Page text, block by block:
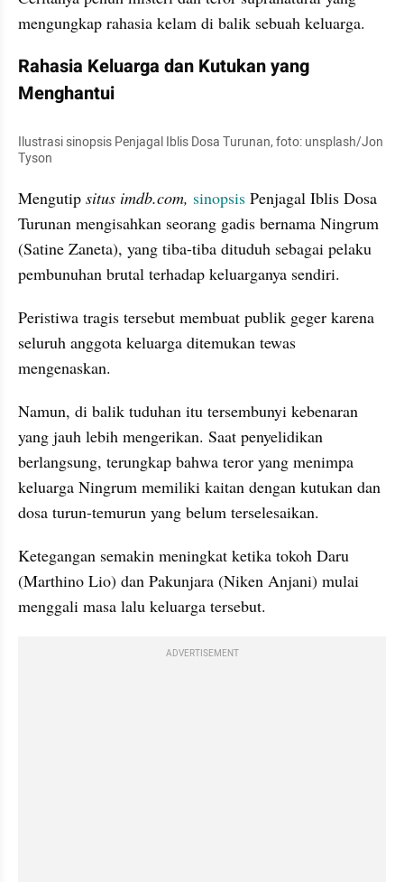
mengungkap rahasia kelam di balik sebuah keluarga.
Rahasia Keluarga dan Kutukan yang
Menghantui
Ilustrasi sinopsis Penjagal Iblis Dosa Turunan, foto: unsplash/Jon
Tyson
Mengutip situs imdb.com, sinopsis Penjagal Iblis Dosa
Turunan mengisahkan seorang gadis bernama Ningrum
(Satine Zaneta), yang tiba-tiba dituduh sebagai pelaku
pembunuhan brutal terhadap keluarganya sendiri.
Peristiwa tragis tersebut membuat publik geger karena
seluruh anggota keluarga ditemukan tewas
mengenaskan.
Namun, di balik tuduhan itu tersembunyi kebenaran
yang jauh lebih mengerikan. Saat penyelidikan
berlangsung, terungkap bahwa teror yang menimpa
keluarga Ningrum memiliki kaitan dengan kutukan dan
dosa turun-temurun yang belum terselesaikan.
Ketegangan semakin meningkat ketika tokoh Daru
(Marthino Lio) dan Pakunjara (Niken Anjani) mulai
menggali masa lalu keluarga tersebut.
ADVERTISEMENT